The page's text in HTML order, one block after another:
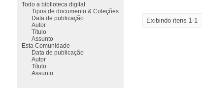
Exibindo itens 1-1
Todo a biblioteca digital
Tipos de documento & Coleções
Data de publicação
Autor
Título
Assunto
Esta Comunidade
Data de publicação
Autor
Título
Assunto